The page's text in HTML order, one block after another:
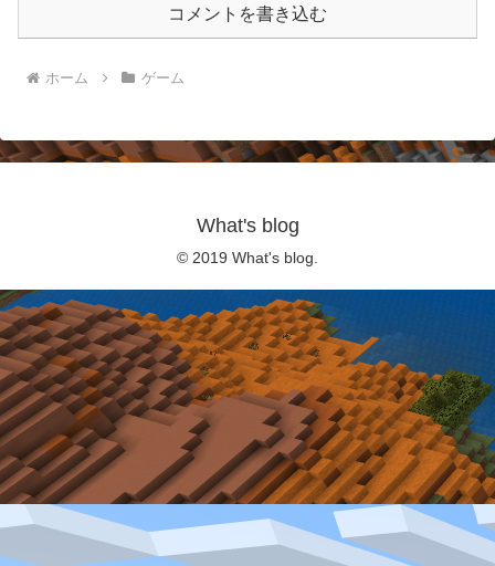
コメントを書き込む
ホーム ゲーム
What's blog
© 2019 What's blog.